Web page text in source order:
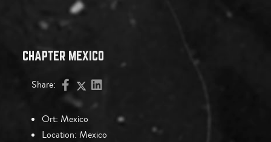
CHAPTER MEXICO
Share:
Ort: Mexico
Location: Mexico